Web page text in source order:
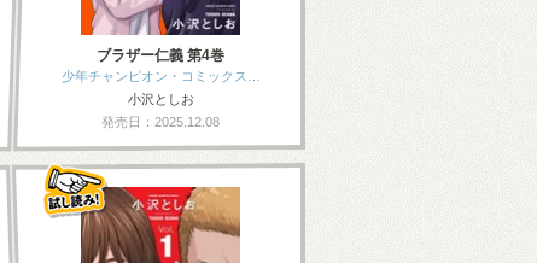
ブラザー仁義 第4巻
少年チャンピオン・コミックス…
小沢としお
発売日：2025.12.08